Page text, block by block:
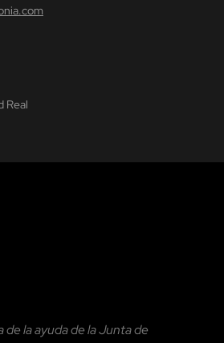
Real
de la ayuda de la Junta de